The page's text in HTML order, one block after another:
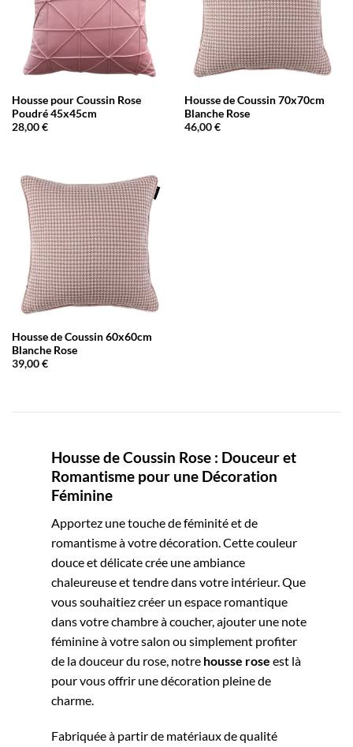
Housse pour Coussin Rose
Poudré 45x45cm
28,00€
Housse de Coussin 70x70cm
Blanche Rose
46,00€
Housse de Coussin 60x60cm
Blanche Rose
39,00€
Housse de Coussin Rose : Douceur et
Romantisme pour une Décoration
Féminine
Apportez une touche de féminité et de
romantisme à votre décoration. Cette couleur
douce et délicate crée une ambiance
chaleureuse et tendre dans votre intérieur. Que
vous souhaitiez créer un espace romantique
dans votre chambre à coucher, ajouter une note
féminine à votre salon ou simplement profiter
de la douceur du rose, notre housse rose est là
pour vous offrir une décoration pleine de
charme.
Fabriquée à partir de matériaux de qualité